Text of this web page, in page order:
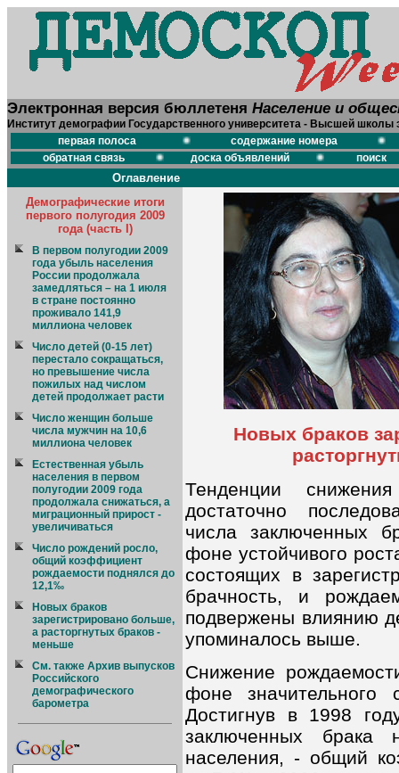
Электронная версия бюллетеня Население и
Институт демографии Государственного университета - Высшей школы
первая полоса
содержание номера
обратная связь
доска объявлений поиск
Оглавление
Демографические итоги
первого полугодия 2009
года (часть I)
В первом полугодии 2009
года убыль населения
России продолжала
замедляться – на 1 июля
в стране постоянно
проживало 141,9
миллиона человек
Число детей (0-15 лет)
перестало сокращаться,
но превышение числа
пожилых над числом
детей продолжает расти
Число женщин больше
числа мужчин на 10,6
миллиона человек
Естественная убыль
населения в первом
полугодии 2009 года
продолжала снижаться, а
миграционный прирост -
увеличиваться
Число рождений росло,
общий коэффициент
рождаемости поднялся до
12,1‰
Новых браков
зарегистрировано больше,
а расторгнутых браков -
меньше
См. также Архив выпусков
Российского
демографического
барометра
Новых браков
Тенденции
достаточно
числа заключенных
фоне устойчивого
состоящих в
брачность, и
подвержены влиянию
упоминалось выше.
Снижение
фоне значительного
Достигнув в 1998
заключенных брака
населения, - общий